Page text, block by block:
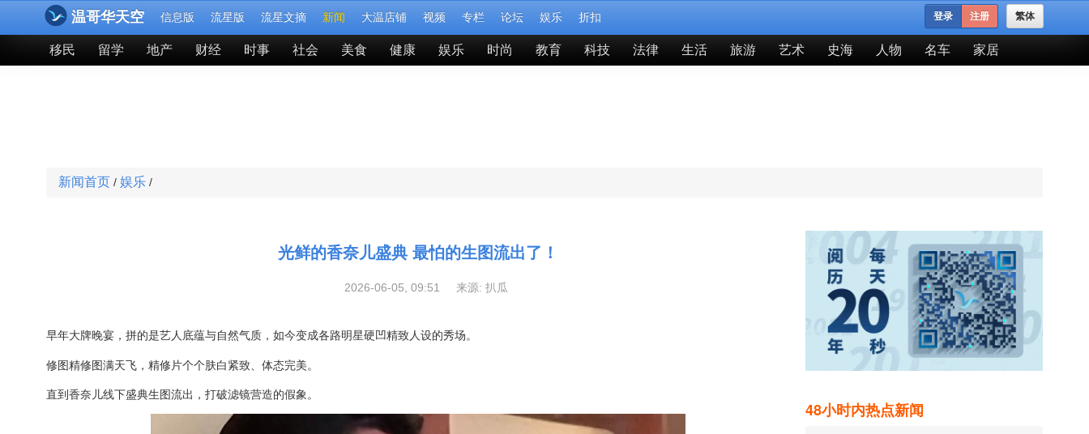
温哥华天空 信息版 流星版 流星文摘 新闻 大温店铺 视频 专栏 论坛 娱乐 折扣 繁体
登录 注册
移民 留学 地产 财经 时事 社会 美食 健康 娱乐 时尚 教育 科技 法律 生活 旅游 艺术 史海 人物 名车 家居
新闻首页 / 娱乐 /
光鲜的香奈儿盛典 最怕的生图流出了！
2026-06-05, 09:51 来源: 扒瓜
早年大牌晚宴，拼的是艺人底蕴与自然气质，如今变成各路明星硬凹精致人设的秀场。
修图精修图满天飞，精修片个个肤白紧致、体态完美。
直到香奈儿线下盛典生图流出，打破滤镜营造的假象。
48小时内热点新闻